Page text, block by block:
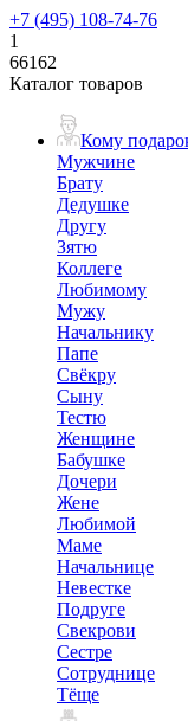
+7 (495) 108-74-76
1
66162
Каталог товаров
Кому
Мужчине
Брату
Дедушке
Другу
Зятю
Коллеге
Любимому
Мужу
Начальнику
Папе
Свёкру
Сыну
Тестю
Женщине
Бабушке
Дочери
Жене
Любимой
Маме
Начальнице
Невестке
Подруге
Свекрови
Сестре
Сотруднице
Тёще